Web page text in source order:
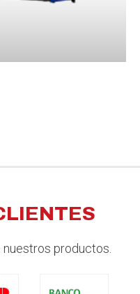
productos.